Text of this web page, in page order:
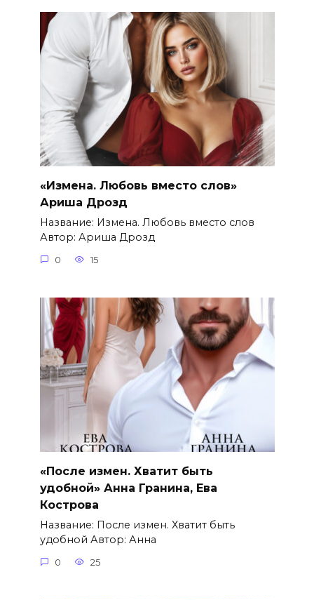
«Измена. Любовь вместо слов»
Ариша Дрозд
Название: Измена. Любовь вместо слов
Автор: Ариша Дрозд
0 15
«После измен. Хватит быть
удобной» Анна Гранина, Ева
Кострова
Название: После измен. Хватит быть
удобной Автор: Анна
0 25